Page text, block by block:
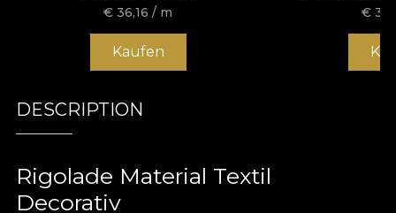
€36,16 / m
Kaufen
€
DESCRIPTION
Rigolade Material Textil
Decorativ